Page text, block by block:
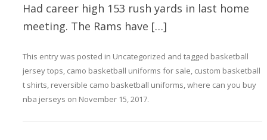
Had career high 153 rush yards in last home
meeting. The Rams have […]
This entry was posted in Uncategorized and tagged basketball
jersey tops, camo basketball uniforms for sale, custom basketball
t shirts, reversible camo basketball uniforms,where can you buy
nba jerseys on November 15, 2017.